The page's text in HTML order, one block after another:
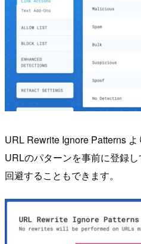
URL Rewrite Ignore Patterns
URLのパターンを事前に登録
回避することもできます。